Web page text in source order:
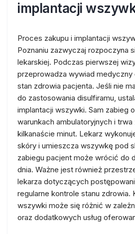
implantacji
Proces zakupu i implantacji
Poznaniu zazwyczaj rozpoczyna
lekarskiej. Podczas pierwszej
przeprowadza wywiad medyczny
stan zdrowia pacjenta. Jeśli nie
do zastosowania disulfiramu,
implantacji wszywki. Sam zabieg
warunkach ambulatoryjnych i
kilkanaście minut. Lekarz
skóry i umieszcza wszywkę pod
zabiegu pacjent może wrócić do
dnia. Ważne jest również
lekarza dotyczących
regularne kontrole stanu zdrowia.
wszywki może się różnić w
oraz dodatkowych usług